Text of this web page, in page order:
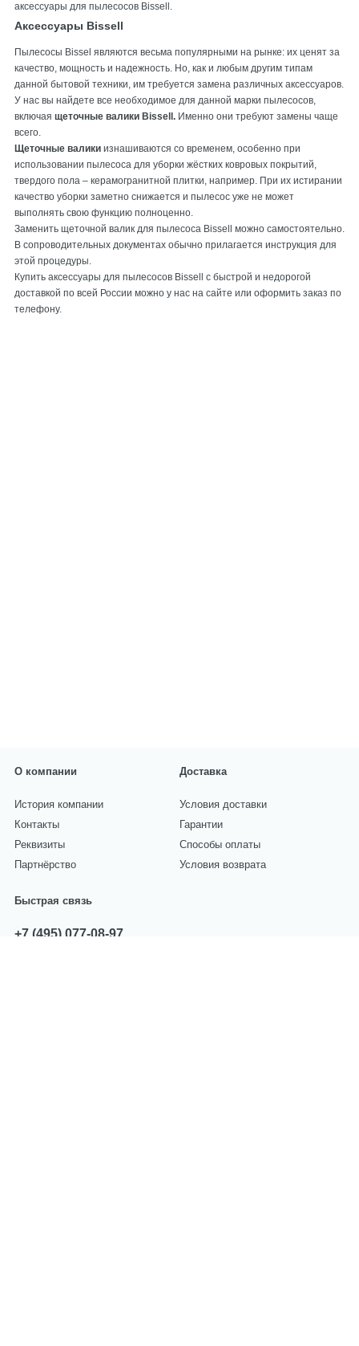
аксессуары для пылесосов Bissell.
Аксессуары Bissell
Пылесосы Вissel являются весьма популярными на рынке: их ценят за
качество, мощность и надежность. Но, как и любым другим типам
данной бытовой техники, им требуется замена различных аксессуаров.
У нас вы найдете все необходимое для данной марки пылесосов,
включая щеточные валики Bissell. Именно они требуют замены чаще
всего.
Щеточные валики изнашиваются со временем, особенно при
использовании пылесоса для уборки жёстких ковровых покрытий,
твердого пола – керамогранитной плитки, например. При их истирании
качество уборки заметно снижается и пылесос уже не может
выполнять свою функцию полноценно.
Заменить щеточной валик для пылесоса Bissell можно самостоятельно.
В сопроводительных документах обычно прилагается инструкция для
этой процедуры.
Купить аксессуары для пылесосов Bissell с быстрой и недорогой
доставкой по всей России можно у нас на сайте или оформить заказ по
телефону.
О компании
История компании
Контакты
Реквизиты
Партнёрство
Доставка
Условия доставки
Гарантии
Способы оплаты
Условия возврата
Быстрая связь
+7 (495) 077-08-97